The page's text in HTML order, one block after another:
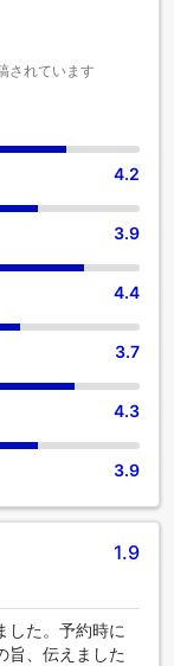
されています
4.2
3.9
4.4
3.7
4.3
3.9
1.9
した。予約時に
旨、伝えました